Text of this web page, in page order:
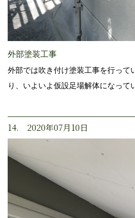
外部塗装工事
外部では吹き付け塗装工事を行って
り、いよいよ仮設足場解体になって
14. 2020年07月10日